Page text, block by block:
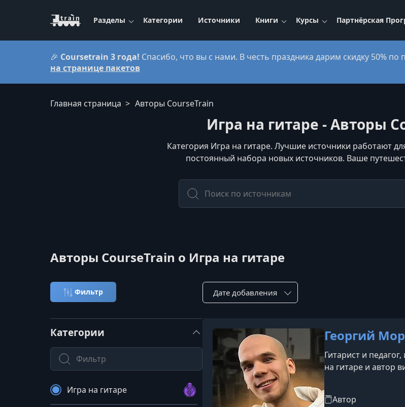
Разделы Категории Источники Книги Курсы Партнёрская
🎉 Coursetrain 3 года! Спасибо, что вы с нами. В честь праздника дарим скидку 50% по
на странице пакетов
Главная страница Авторы CourseTrain
Игра на гитаре - Авторы
Категория Игра на гитаре. Лучшие источники работают
постоянный набора новых источников. Ваше
Авторы CourseTrain о Игра на гитаре
Фильтр Сортировка по:
Категории
Поиск по категории
Игра на гитаре
Георгий
Гитарист и
на гитаре и автор
Автор